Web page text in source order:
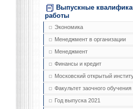
Выпускные
работы
Экономика
Менеджмент в организации
Менеджмент
Финансы и кредит
Московский открытый
Факультет заочного обучения
Год выпуска 2021